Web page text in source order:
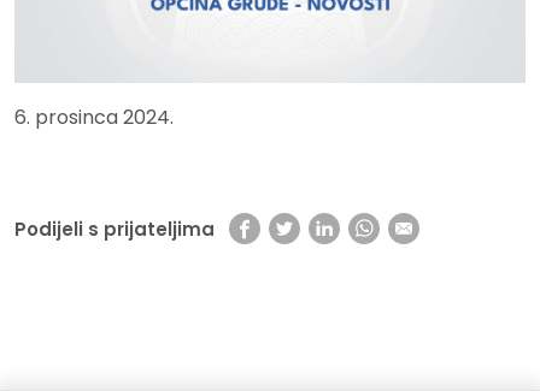
6. prosinca 2024.
Podijeli s prijateljima